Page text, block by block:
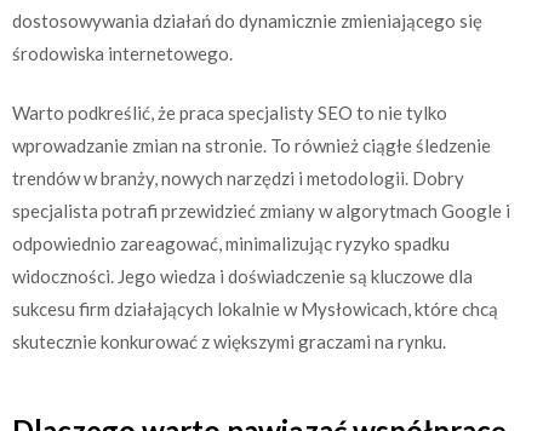
dostosowywania działań do dynamicznie zmieniającego się
środowiska internetowego.
Warto podkreślić, że praca specjalisty SEO to nie tylko
wprowadzanie zmian na stronie. To również ciągłe śledzenie
trendów w branży, nowych narzędzi i metodologii. Dobry
specjalista potrafi przewidzieć zmiany w algorytmach Google i
odpowiednio zareagować, minimalizując ryzyko spadku
widoczności. Jego wiedza i doświadczenie są kluczowe dla
sukcesu firm działających lokalnie w Mysłowicach, które chcą
skutecznie konkurować z większymi graczami na rynku.